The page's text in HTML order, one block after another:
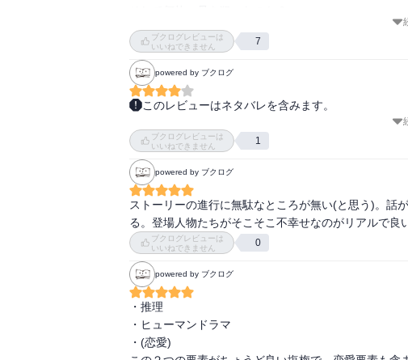
愛するものを守れなかった激しい後悔。
そして、リバイバルの結果、戻った時間は、何と...
ブクログレビューは
いいねできません
7
powered by ブクログ
このレビューはネタバレを含みます。
主人公がなんでアイリの事を苗字の君付けで呼んで
にまくられた
ブクログレビューは
いいねできません
1
powered by ブクログ
ストーリーの進行に無駄なところが無い(と思う)。話
る。登場人物たちがそこそこ不幸せなのがリアルで良
ブクログレビューは
いいねできません
0
powered by ブクログ
・推理
・ヒューマンドラマ
・(恋愛)